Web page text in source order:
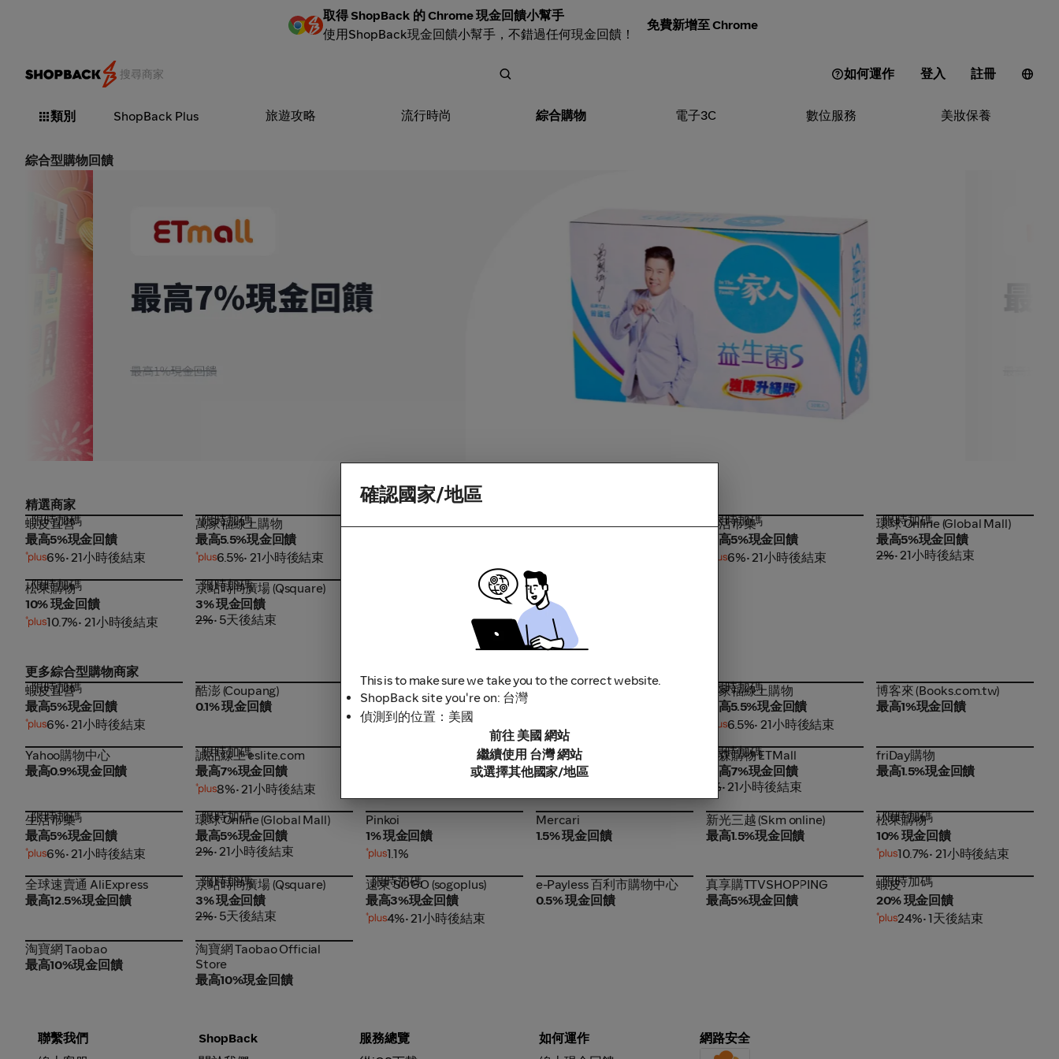
取得 ShopBack 的 Chrome 現金回饋小幫手
使用ShopBack現金回饋小幫手，不錯過任何現金回饋！
免費新增至 Chrome
如何運作 登入 註冊
類別 ShopBack Plus 旅遊攻略 流行時尚 綜合購物 電子3C 數位服務 美妝保養
綜合型購物回饋
精選商家
蝦皮直營
限時加碼
蝦皮直營
最高5%現金回饋
6%• 21小時後結束
萬家福線上購物
限時加碼
萬家福線上購物
最高5.5%現金回饋
6.5%• 21小時後結束
誠品線上 eslite.com
東森購物 ETMall
生活市集
限時加碼
生活市集
最高5%現金回饋
6%• 21小時後結束
環球 Online (Global Mall)
限時加碼
環球 Online (Global Mall)
最高5%現金回饋
2%• 21小時後結束
松果購物
限時加碼
松果購物
10% 現金回饋
10.7%• 21小時後結束
京站時尚廣場 (Qsquare)
限時加碼
京站時尚廣場 (Qsquare)
3% 現金回饋
2%• 5天後結束
遠東 SOGO (sogoplus)
遠東 SOGO (sogoplus)
• 21小時後結束
蝦皮
限時加碼
蝦皮
20% 現金回饋
24%
更多綜合型購物商家
蝦皮直營
限時加碼
蝦皮直營
最高5%現金回饋
6%• 21小時後結束
酷澎 (Coupang)
酷澎 (Coupang)
0.1% 現金回饋
PChome 24h購物
PChome 24h購物
最高1%現金回饋
天貓 Tmall 萬家福線上購物
限時加碼
萬家福線上購物
最高5.5%現金回饋
6.5%• 21小時後結束
博客來 (Books.com.tw)
博客來 (Books.com.tw)
最高1%現金回饋
Yahoo購物中心
Yahoo購物中心
最高0.9%現金回饋
誠品線上 eslite.com
限時加碼
誠品線上 eslite.com
最高7%現金回饋
8%• 21小時後結束
Buyee
Buyee
最高NT$150元現金回饋
東森購物 ETMall
限時加碼
東森購物 ETMall
最高7%現金回饋
1%• 21小時後結束
friDay購物
friDay購物
最高1.5%現金回饋
生活市集
限時加碼
生活市集
最高5%現金回饋
6%• 21小時後結束
環球 Online (Global Mall)
限時加碼
環球 Online (Global Mall)
最高5%現金回饋
2%• 21小時後結束
Pinkoi
Pinkoi
1% 現金回饋
1.1%
Mercari
Mercari
1.5% 現金回饋
新光三越 (Skm online)
新光三越 (Skm online)
最高1.5%現金回饋
松果購物
限時加碼
松果購物
10% 現金回饋
10.7%• 21小時後結束
全球速賣通 AliExpress
全球速賣通 AliExpress
最高12.5%現金回饋
京站時尚廣場 (Qsquare)
限時加碼
京站時尚廣場 (Qsquare)
3% 現金回饋
2%• 5天後結束
遠東 SOGO (sogoplus)
限時加碼
遠東 SOGO (sogoplus)
最高3%現金回饋
4%• 21小時後結束
e-Payless 百利市購物中心
e-Payless 百利市購物中心
0.5% 現金回饋
真享購TTVSHOPPING
真享購TTVSHOPPING
最高5%現金回饋
蝦皮
限時加碼
蝦皮
20% 現金回饋
24%• 1天後結束
淘寶網 Taobao
淘寶網 Taobao
最高10%現金回饋
淘寶網 Taobao Official
Store
淘寶網 Taobao Official
Store
最高10%現金回饋
聯繫我們
ShopBack
服務總覽
如何運作
網路安全
確認國家/地區
This is to make sure we take you to the correct website.
ShopBack site you're on: 台灣
偵測到的位置：美國
前往 美國 網站
繼續使用 台灣 網站
或選擇其他國家/地區